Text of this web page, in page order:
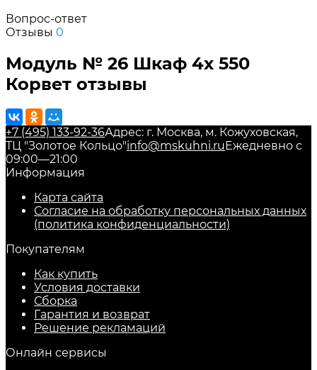
Вопрос-ответ
Отзывы 0
Модуль № 26 Шкаф 4х 550
Корвет отзывы
+7 (495) 133-92-36Адрес: г. Москва, м. Кожуховская,
ТЦ "Золотое Кольцо"info@mskuhni.ru Ежедневно с
09:00—21:00
Информация
Карта сайта
Согласие на обработку персональных данных
(политика конфиденциальности)
Покупателям
Как купить
Условия доставки
Сборка
Гарантия и возврат
Решение рекламаций
Онлайн сервисы